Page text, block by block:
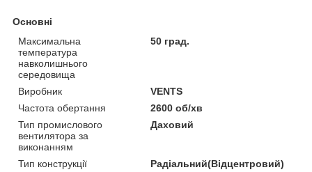
Основні
Максимальна
температура
навколишнього
середовища
50 град.
Виробник
VENTS
Частота обертання
2600 об/хв
Тип промислового
вентилятора за
виконанням
Даховий
Тип конструкції
Радіальний(Відцентровий)